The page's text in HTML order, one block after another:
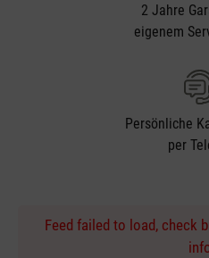
2 Jahre
eigenem
Persönliche
per
Feed failed to load, check